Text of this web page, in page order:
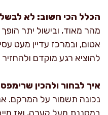
הכלל הכי חשוב: לא לבשל
מהר מאוד, ובישול יתר הופך
אטום, ובמרכז עדיין מעט
להוציא רגע מוקדם
איך לבחור ולהכין שרימפס